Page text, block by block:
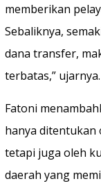
memberikan
Sebaliknya,
dana transfer,
terbatas,” ujarnya.
Fatoni
hanya ditentukan
tetapi juga oleh
daerah yang